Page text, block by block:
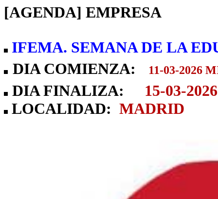
[AGENDA] EMPRESA
IFEMA. SEMANA DE LA
DIA COMIENZA:
11-03-2026
DIA FINALIZA:
15-03-
LOCALIDAD: MADRID